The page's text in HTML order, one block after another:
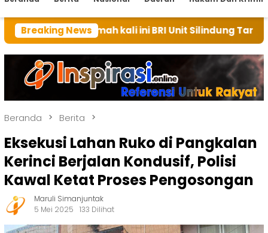
Breaking News
kali ini BRI Unit Silindung Tarutung Ingatkan
Beranda Berita
Eksekusi Lahan Ruko di Pangkalan
Kerinci Berjalan Kondusif, Polisi
Kawal Ketat Proses Pengosongan
Maruli Simanjuntak
5 Mei 2025
133 Dilihat